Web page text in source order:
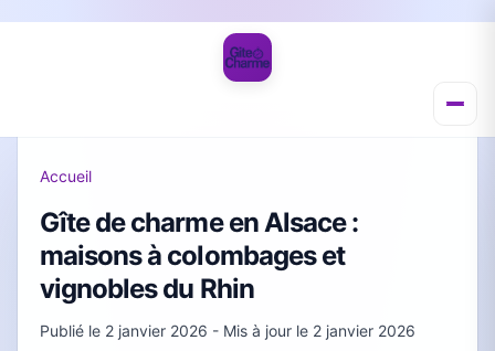
Accueil
Gîte de charme en Alsace :
maisons à colombages et
vignobles du Rhin
Publié le 2 janvier 2026 - Mis à jour le 2 janvier 2026